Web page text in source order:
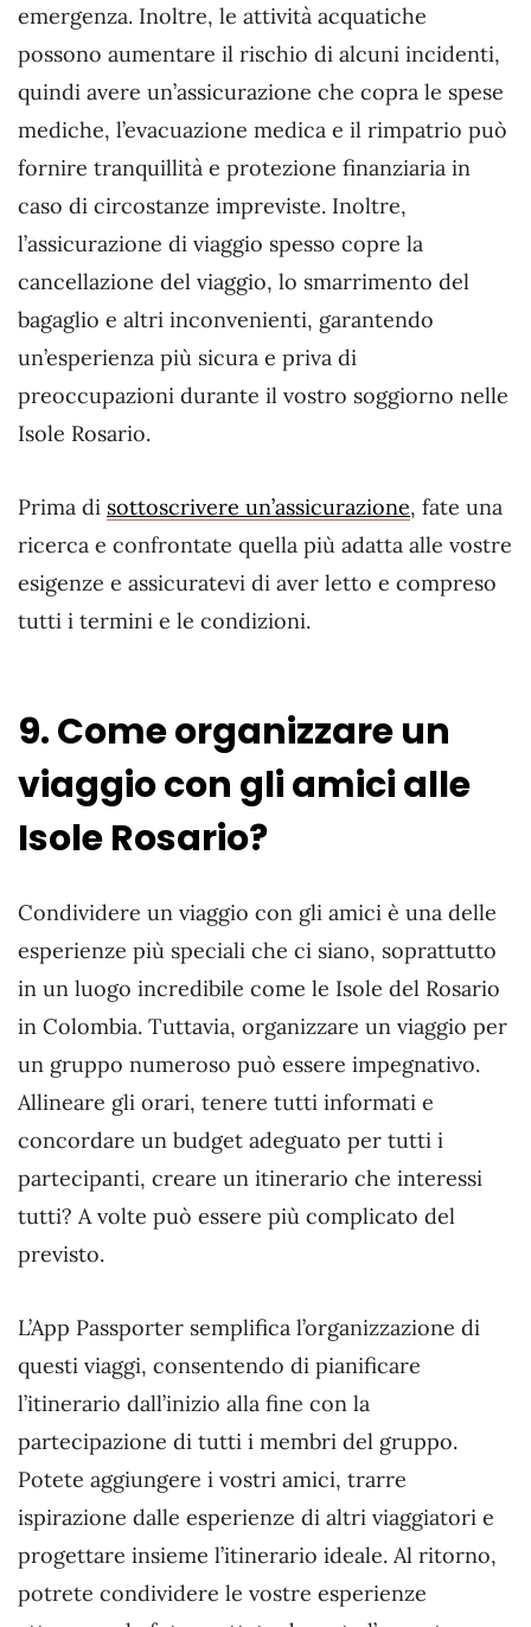
emergenza. Inoltre, le attività acquatiche
possono aumentare il rischio di alcuni incidenti,
quindi avere un’assicurazione che copra le spese
mediche, l’evacuazione medica e il rimpatrio può
fornire tranquillità e protezione finanziaria in
caso di circostanze impreviste. Inoltre,
l’assicurazione di viaggio spesso copre la
cancellazione del viaggio, lo smarrimento del
bagaglio e altri inconvenienti, garantendo
un’esperienza più sicura e priva di
preoccupazioni durante il vostro soggiorno nelle
Isole Rosario.
Prima di sottoscrivere un’assicurazione, fate una
ricerca e confrontate quella più adatta alle vostre
esigenze e assicuratevi di aver letto e compreso
tutti i termini e le condizioni.
9. Come organizzare un
viaggio con gli amici alle
Isole Rosario?
Condividere un viaggio con gli amici è una delle
esperienze più speciali che ci siano, soprattutto
in un luogo incredibile come le Isole del Rosario
in Colombia. Tuttavia, organizzare un viaggio per
un gruppo numeroso può essere impegnativo.
Allineare gli orari, tenere tutti informati e
concordare un budget adeguato per tutti i
partecipanti, creare un itinerario che interessi
tutti? A volte può essere più complicato del
previsto.
L’App Passporter semplifica l’organizzazione di
questi viaggi, consentendo di pianificare
l’itinerario dall’inizio alla fine con la
partecipazione di tutti i membri del gruppo.
Potete aggiungere i vostri amici, trarre
ispirazione dalle esperienze di altri viaggiatori e
progettare insieme l’itinerario ideale. Al ritorno,
potrete condividere le vostre esperienze